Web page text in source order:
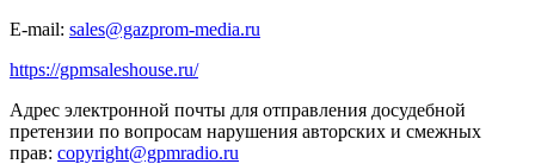
E-mail: sales@gazprom-media.ru
https://gpmsaleshouse.ru/
Адрес электронной почты для отправления досудебной
претензии по вопросам нарушения авторских и смежных
прав: copyright@gpmradio.ru